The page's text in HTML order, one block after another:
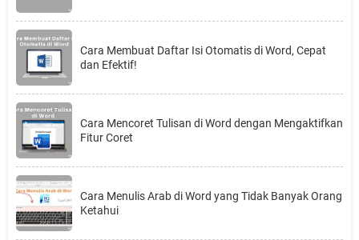
Cara Membuat Daftar Isi Otomatis di Word, Cepat
dan Efektif!
Cara Mencoret Tulisan di Word dengan Mengaktifkan
Fitur Coret
Cara Menulis Arab di Word yang Tidak Banyak Orang
Ketahui